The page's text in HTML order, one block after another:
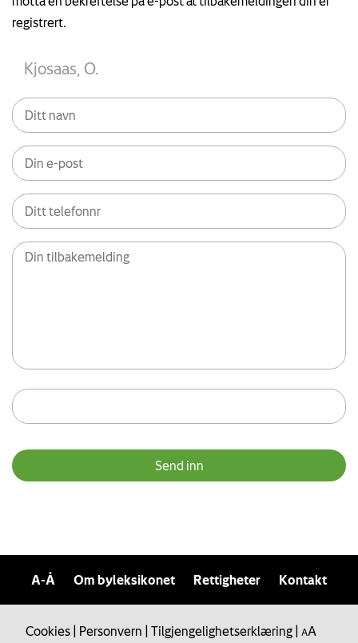
registrert.
A-Å Om byleksikonet Rettigheter Kontakt
Cookies Personvern Tilgjengelighetserklæring AA